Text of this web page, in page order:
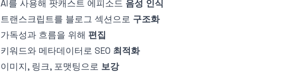
AI를 사용해 팟캐스트 에피소드 음성 인식
트랜스크립트를 블로그 섹션으로 구조화
가독성과 흐름을 위해 편집
키워드와 메타데이터로 SEO 최적화
이미지, 링크, 포맷팅으로 보강